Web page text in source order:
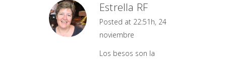
Estrella RF
Posted at 22:51h, 24
noviembre
Los besos son la